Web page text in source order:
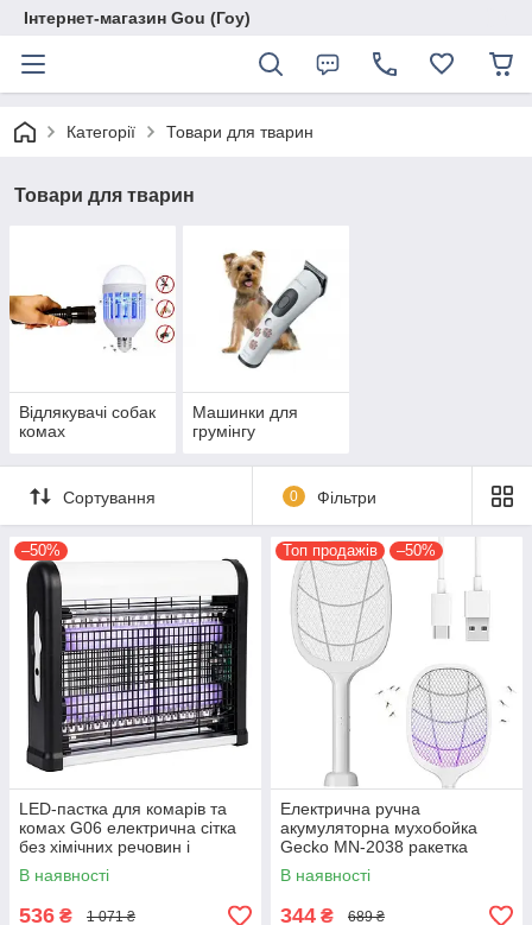
Інтернет-магазин Gou (Гоу)
Категорії Товари для тварин
Товари для тварин
Відлякувачі собак
комах
Машинки для
грумінгу
Сортування 0 Фільтри
–50%
LED-пастка для комарів та
комах G06 електрична сітка
без хімічних речовин і
неприємних запахів 6 Вт
В наявності
536 ₴ 1 071 ₴
Топ продажів –50%
Електрична ручна
акумуляторна мухобойка
Gecko MN-2038 ракетка
знищувач комах і комарів
mosquito racket
В наявності
344 ₴ 689 ₴